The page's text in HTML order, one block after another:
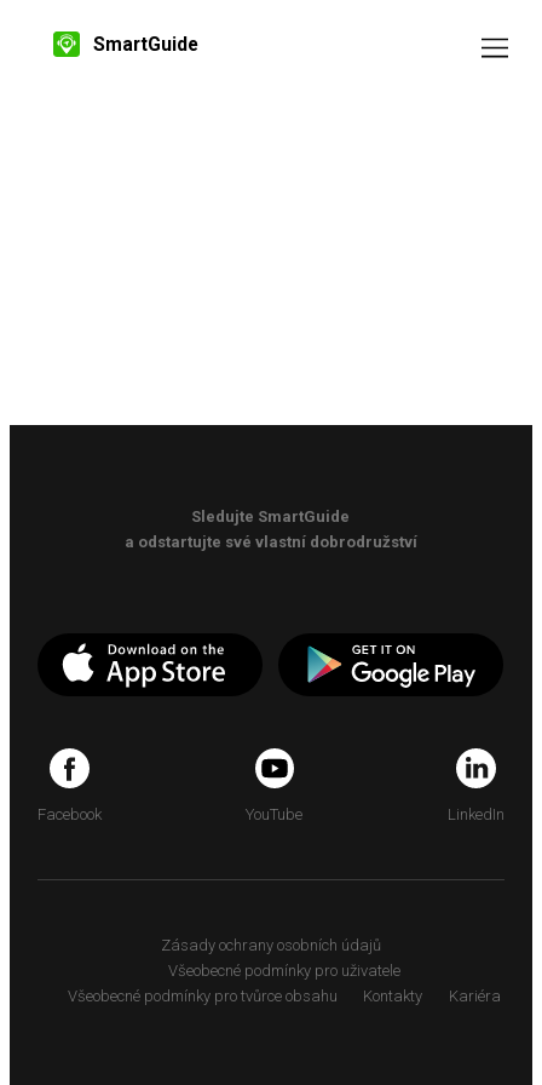
SmartGuide
Sledujte SmartGuide
a odstartujte své vlastní dobrodružství
Facebook YouTube LinkedIn
Zásady ochrany osobních údajů
Všeobecné podmínky pro uživatele
Všeobecné podmínky pro tvůrce obsahu
Kontakty Kariéra